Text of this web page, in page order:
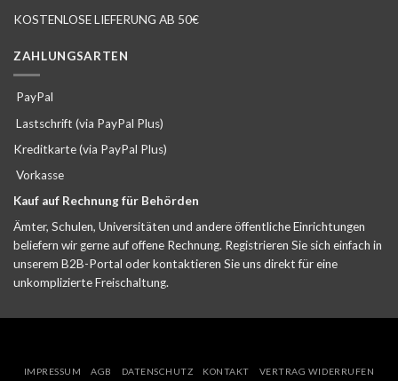
KOSTENLOSE LIEFERUNG AB 50€
ZAHLUNGSARTEN
PayPal
Lastschrift (via PayPal Plus)
Kreditkarte (via PayPal Plus)
Vorkasse
Kauf auf Rechnung für Behörden
Ämter, Schulen, Universitäten und andere öffentliche Einrichtungen
beliefern wir gerne auf offene Rechnung. Registrieren Sie sich einfach in
unserem B2B-Portal oder kontaktieren Sie uns direkt für eine
unkomplizierte Freischaltung.
IMPRESSUM AGB DATENSCHUTZ KONTAKT VERTRAG WIDERRUFEN